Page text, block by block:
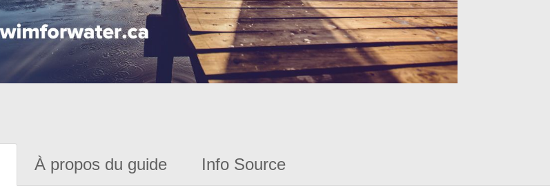
À propos du guide Info Source